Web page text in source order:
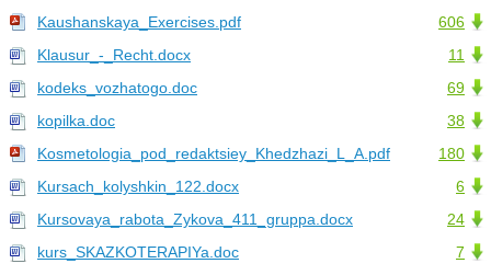
606
Kaushanskaya_Exercises.pdf
11
Klausur_-_Recht.docx
69
kodeks_vozhatogo.doc
38
kopilka.doc
180
Kosmetologia_pod_redaktsiey_Khedzhazi_L_A.pdf
6
Kursach_kolyshkin_122.docx
24
Kursovaya_rabota_Zykova_411_gruppa.docx
7
kurs_SKAZKOTERAPIYa.doc